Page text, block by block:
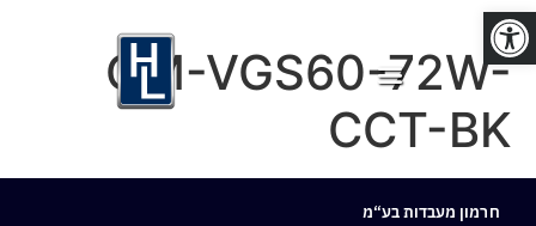
פתח סרגל נגישות
OM-VGS60-72W-
CCT-BK
חרמון מעבדות בע“מ